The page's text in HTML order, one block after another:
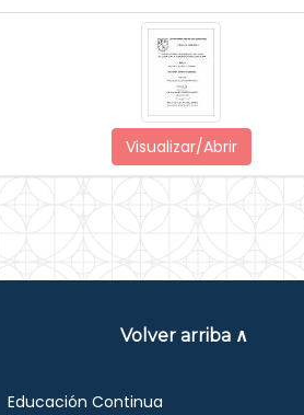
Visualizar/Abrir
Volver arriba ∧
Educación Continua